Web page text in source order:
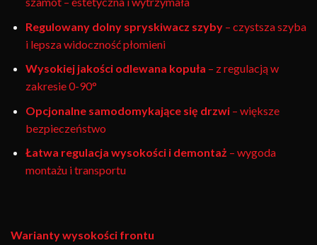
Regulowany dolny spryskiwacz szyby– czystsza szyba
i lepsza widoczność płomieni
Wysokiej jakości odlewana kopuła – z regulacją w
zakresie 0-90°
Opcjonalne samodomykające się drzwi– większe
bezpieczeństwo
Łatwa regulacja wysokości i demontaż – wygoda
montażu i transportu
Warianty wysokości frontu